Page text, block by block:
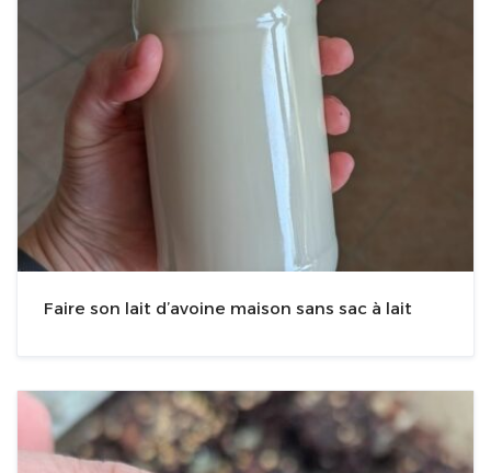
Faire son lait d’avoine maison sans sac à lait